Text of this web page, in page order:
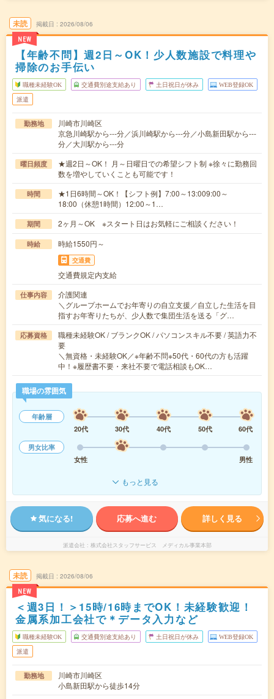
未読
NEW
掲載日 2026/08/06
【年齢不問】週2日～OK！少人数施設で料理や
掃除のお手伝い
職種未経験OK 交通費別途支給あり 土日祝日が休み WEB登録OK
派遣
勤務地
川崎市川崎区
京急川崎駅から---分／浜川崎駅から---分／小島新田駅から---
分／大川駅から---分
曜日頻度
★週2日～OK！ 月～日曜日での希望シフト制 ※徐々に勤務回
数を増やしていくことも可能です！
時間
★1日6時間～OK！【シフト例】7:00～13:009:00～
18:00（休憩1時間）12:00～1…
期間 2ヶ月～OK ※スタート日はお気軽にご相談ください！
時給 時給1550円～
交通費
交通費規定内支給
仕事内容
介護関連
＼グループホームでお年寄りの自立支援／自立した生活を目
指すお年寄りたちが、少人数で集団生活を送る「グ…
応募資格
職種未経験OK / ブランクOK / パソコンスキル不要 / 英語力不
要
＼無資格・未経験OK／※年齢不問※50代・60代の方も活躍
中！※履歴書不要・来社不要で電話相談もOK…
職場の雰囲気
年齢層
20代
30代 40代 50代
60代
男女比率
女性
男性
もっと見る
気になる! 応募へ進む 詳しく見る
派遣会社 株式会社スタッフサービス メディカル事業本部
未読
NEW
掲載日 2026/08/06
＜週3日！＞15時/16時までOK！未経験歓迎！
金属系加工会社で＊データ入力など
職種未経験OK 交通費別途支給あり 土日祝日が休み WEB登録OK
派遣
勤務地
川崎市川崎区
小島新田駅から徒歩14分